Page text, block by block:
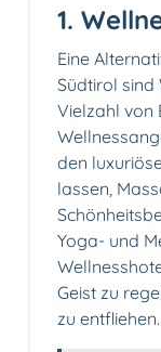
1.
Eine
Südtirol sind
Vielzahl von
den
lassen,
Yoga- und
Geist zu
zu entfliehen.